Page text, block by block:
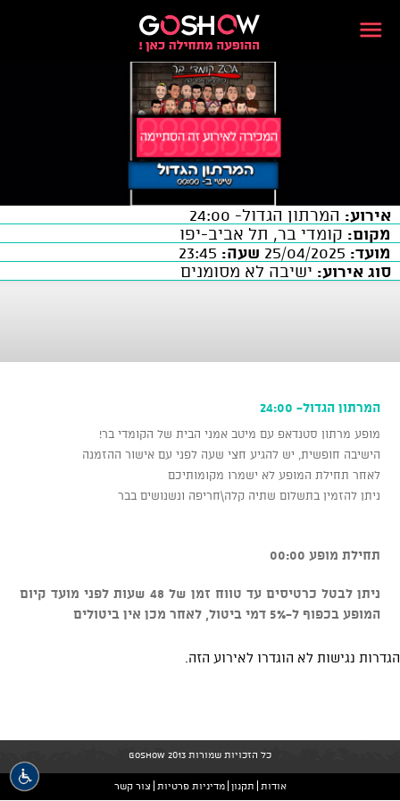
אירוע: המרתון הגדול- 24:00
מקום: קומדי בר, תל אביב-יפו
מועד:
שעה:
סוג אירוע: ישיבה לא מסומנים
המרתון הגדול- 24:00
מופע מרתון סטנדאפ עם מיטב אמני הבית של הקומדי בר!
הישיבה חופשית, יש להגיע חצי שעה לפני עם אישור ההזמנה
לאחר תחילת המופע לא ישמרו מקומותיכם
ניתן להזמין בתשלום שתיה קלה\חריפה ונשנושים בבר
תחילת מופע 00:00
ניתן לבטל כרטיסים עד טווח זמן של 48 שעות לפני מועד קיום
המופע בכפוף ל-5% דמי ביטול, לאחר מכן אין ביטולים
הגדרות נגישות לא הוגדרו לאירוע הזה.
כל הזכויות שמורות GoShow 2013
אודות תקנון מדיניות פרטיות צור קשר